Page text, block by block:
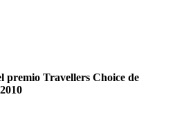
premio Travellers Choice de